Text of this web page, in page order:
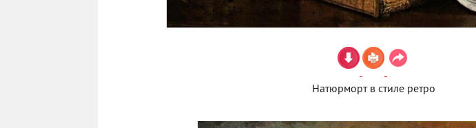
Натюрморт в стиле ретро